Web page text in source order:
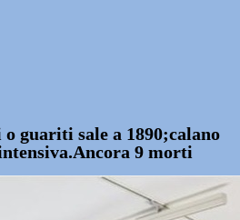
guariti sale a 1890;calano
9 morti